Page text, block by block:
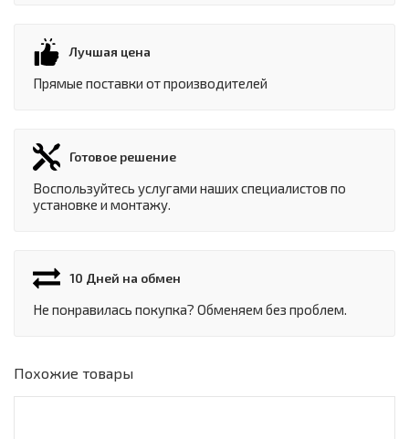
Лучшая цена
Прямые поставки от производителей
Готовое решение
Воспользуйтесь услугами наших специалистов по
установке и монтажу.
10 Дней на обмен
Не понравилась покупка? Обменяем без проблем.
Похожие товары